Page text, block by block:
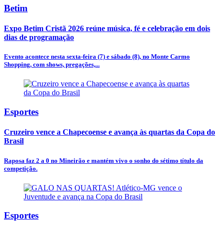
Betim
Expo Betim Cristã 2026 reúne música, fé e celebração em dois
dias de programação
Evento acontece nesta sexta-feira (7) e sábado (8), no Monte Carmo
Shopping, com shows, pregações,...
Esportes
Cruzeiro vence a Chapecoense e avança às quartas da Copa do
Brasil
Raposa faz 2 a 0 no Mineirão e mantém vivo o sonho do sétimo título da
competição.
Esportes